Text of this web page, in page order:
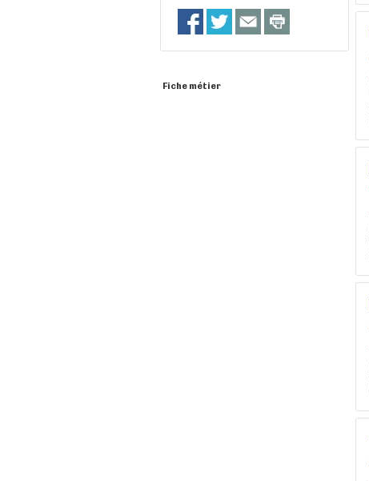
Fiche métier